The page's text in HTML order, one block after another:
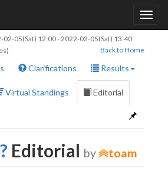
02-05(Sat) 12:00-2022-02-05(Sat) 13:40
Back to Home
Clarifications Results
Virtual Standings Editorial
Editorial by toam